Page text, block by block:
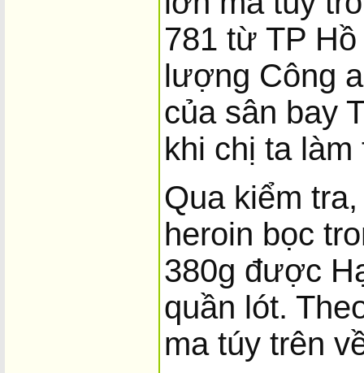
781 từ TP
lượng Công
của sân bay
khi chị ta
Qua kiểm
heroin bọc
380g được
quần lót.
ma túy trên